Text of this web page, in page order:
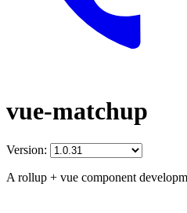
vue-matchup
Version:
A rollup + vue component